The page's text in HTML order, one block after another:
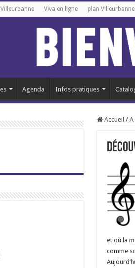
Villeurbanne Viva en ligne plan Villeurbanne
Agenda Infos pratiques
Accueil / A
et où la
comme